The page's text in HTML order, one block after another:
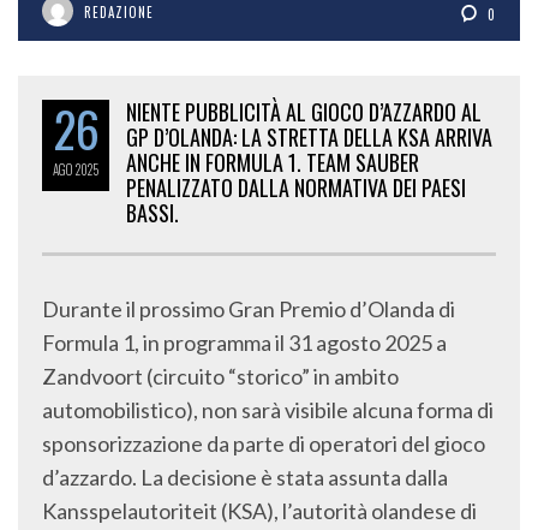
REDAZIONE 0
26
AGO2025
NIENTE PUBBLICITÀ AL GIOCO D’AZZARDO AL
GP D’OLANDA: LA STRETTA DELLA KSA ARRIVA
ANCHE IN FORMULA 1. TEAM SAUBER
PENALIZZATO DALLA NORMATIVA DEI PAESI
BASSI.
Durante il prossimo Gran Premio d’Olanda di
Formula 1, in programma il 31 agosto 2025 a
Zandvoort (circuito “storico” in ambito
automobilistico), non sarà visibile alcuna forma di
sponsorizzazione da parte di operatori del gioco
d’azzardo. La decisione è stata assunta dalla
Kansspelautoriteit (KSA), l’autorità olandese di